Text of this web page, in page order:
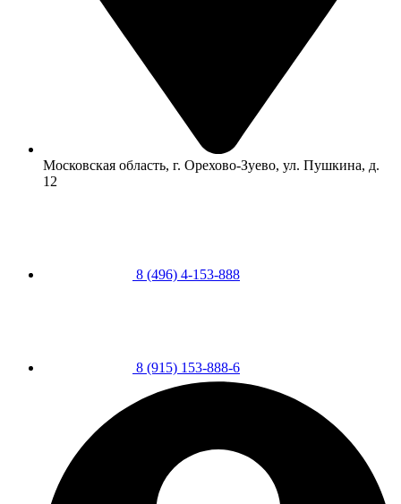
Московская область, г. Орехово-Зуево, ул. Пушкина, д.
12
8 (496) 4-153-888
8 (915) 153-888-6